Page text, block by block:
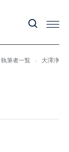
執筆者一覧 大澤浄